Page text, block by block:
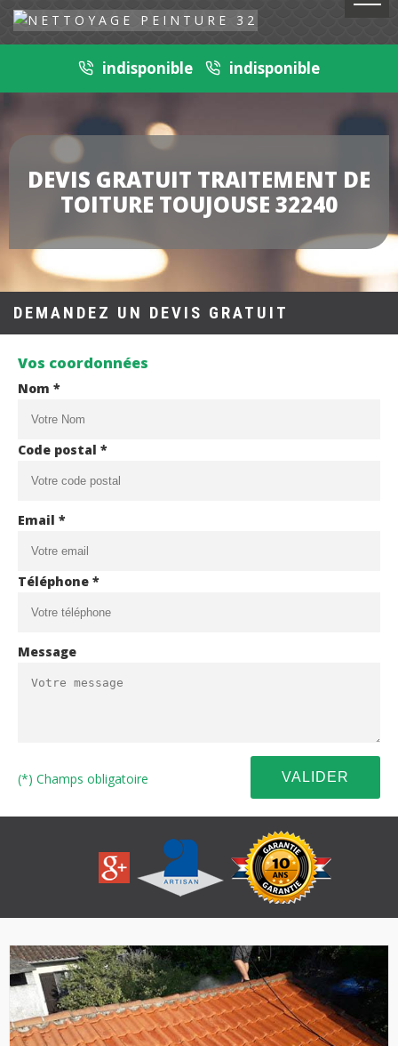
indisponible indisponible
DEVIS GRATUIT TRAITEMENT DE
TOITURE TOUJOUSE 32240
DEMANDEZ UN DEVIS GRATUIT
Vos coordonnées
Nom *
Code postal *
Email *
Téléphone *
Message
(*) Champs obligatoire